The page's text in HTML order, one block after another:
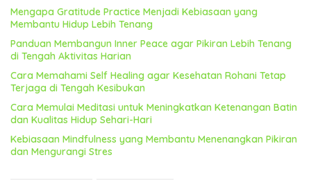
Mengapa Gratitude Practice Menjadi Kebiasaan yang
Membantu Hidup Lebih Tenang
Panduan Membangun Inner Peace agar Pikiran Lebih Tenang
di Tengah Aktivitas Harian
Cara Memahami Self Healing agar Kesehatan Rohani Tetap
Terjaga di Tengah Kesibukan
Cara Memulai Meditasi untuk Meningkatkan Ketenangan Batin
dan Kualitas Hidup Sehari-Hari
Kebiasaan Mindfulness yang Membantu Menenangkan Pikiran
dan Mengurangi Stres